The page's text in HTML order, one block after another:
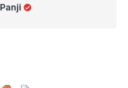
Panji